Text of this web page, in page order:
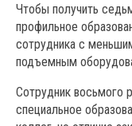
Чтобы получить
профильное
сотрудника с
подъемным
Сотрудник восьмого
специальное